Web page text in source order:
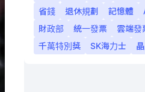
省錢
退休規劃 記憶體
財政部
統一發票
雲端發
千萬特別獎
SK海力士